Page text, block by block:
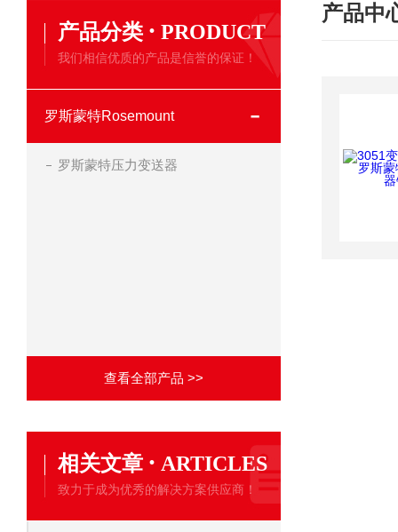
产品分类 · PRODUCT
我们相信优质的产品是信誉的保证！
罗斯蒙特Rosemount
罗斯蒙特压力变送器
查看全部产品 >>
相关文章 · ARTICLES
致力于成为优秀的解决方案供应商！
产品中